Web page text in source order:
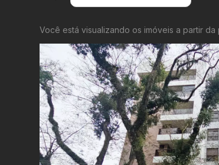
Maior Valor
Menor Área
Maior Área
Recentes
Você está visualizando os imóveis a partir da